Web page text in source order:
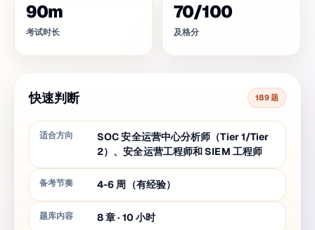
90m
考试时长
70/100
及格分
快速判断 189 题
适合方向
SOC 安全运营中心分析师（Tier 1/Tier
2）、安全运营工程师和 SIEM 工程师
备考节奏 4-6 周（有经验）
题库内容 8章· 10 小时